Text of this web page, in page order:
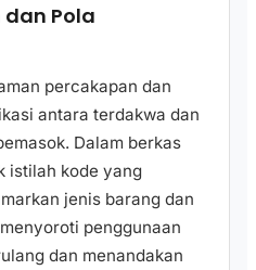
Pola
percakapan dan
antara terdakwa dan
Dalam berkas
istilah kode yang
jenis barang dan
penggunaan
dan menandakan